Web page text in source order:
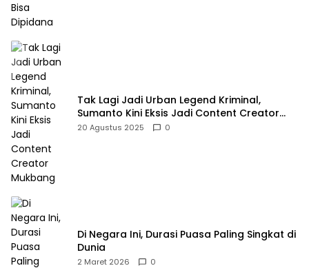
Tak Lagi Jadi Urban Legend Kriminal,
Sumanto Kini Eksis Jadi Content Creator
Mukbang
20 Agustus 2025 0
Di Negara Ini, Durasi Puasa Paling Singkat di
Dunia
2 Maret 2026 0